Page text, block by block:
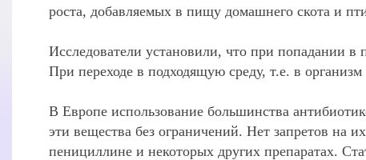
роста, добавляемых в пищу домашнего скота и
Исследователи установили, что при попадании в
При переходе в подходящую среду, т.е. в
В Европе использование большинства
эти вещества без ограничений. Нет запретов на
пенициллине и некоторых других препаратах.